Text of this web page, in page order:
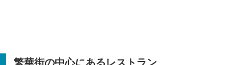
繁華街の中心にあるレストラン